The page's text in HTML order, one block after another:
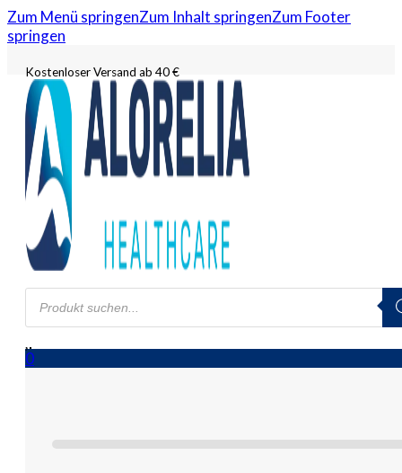
Zum Menü springenZum Inhalt springenZum Footer
springen
Kostenloser Versand ab 40 €
Products
search
0